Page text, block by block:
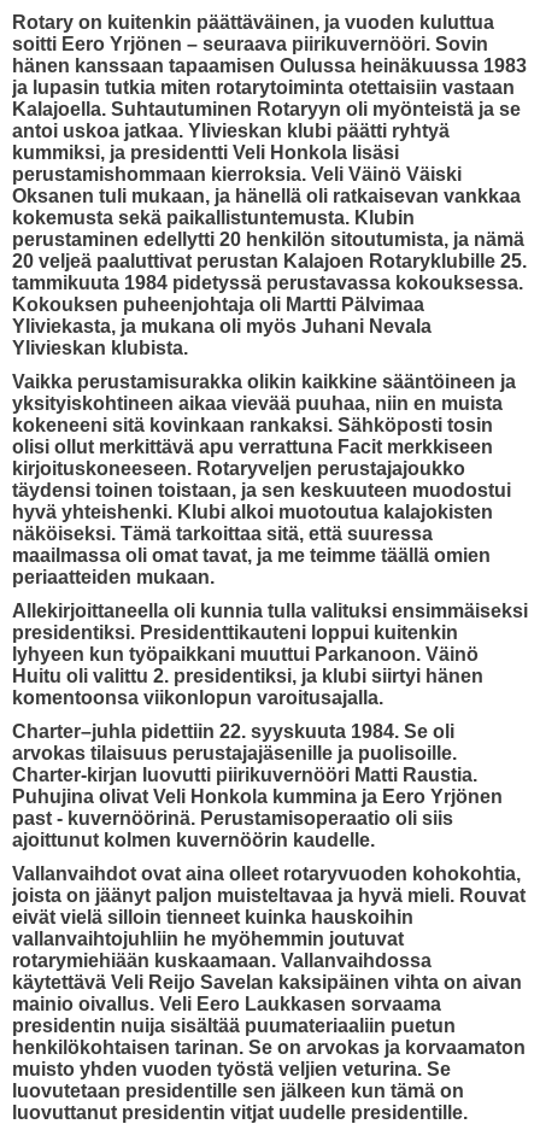
Rotary on kuitenkin päättäväinen, ja vuoden kuluttua
soitti Eero Yrjönen – seuraava piirikuvernööri. Sovin
hänen kanssaan tapaamisen Oulussa heinäkuussa 1983
ja lupasin tutkia miten rotarytoiminta otettaisiin vastaan
Kalajoella. Suhtautuminen Rotaryyn oli myönteistä ja se
antoi uskoa jatkaa. Ylivieskan klubi päätti ryhtyä
kummiksi, ja presidentti Veli Honkola lisäsi
perustamishommaan kierroksia. Veli Väinö Väiski
Oksanen tuli mukaan, ja hänellä oli ratkaisevan vankkaa
kokemusta sekä paikallistuntemusta. Klubin
perustaminen edellytti 20 henkilön sitoutumista, ja nämä
20 veljeä paaluttivat perustan Kalajoen Rotaryklubille 25.
tammikuuta 1984 pidetyssä perustavassa kokouksessa.
Kokouksen puheenjohtaja oli Martti Pälvimaa
Yliviekasta, ja mukana oli myös Juhani Nevala
Ylivieskan klubista.
Vaikka perustamisurakka olikin kaikkine sääntöineen ja
yksityiskohtineen aikaa vievää puuhaa, niin en muista
kokeneeni sitä kovinkaan rankaksi. Sähköposti tosin
olisi ollut merkittävä apu verrattuna Facit merkkiseen
kirjoituskoneeseen. Rotaryveljen perustajajoukko
täydensi toinen toistaan, ja sen keskuuteen muodostui
hyvä yhteishenki. Klubi alkoi muotoutua kalajokisten
näköiseksi. Tämä tarkoittaa sitä, että suuressa
maailmassa oli omat tavat, ja me teimme täällä omien
periaatteiden mukaan.
Allekirjoittaneella oli kunnia tulla valituksi ensimmäiseksi
presidentiksi. Presidenttikauteni loppui kuitenkin
lyhyeen kun työpaikkani muuttui Parkanoon. Väinö
Huitu oli valittu 2. presidentiksi, ja klubi siirtyi hänen
komentoonsa viikonlopun varoitusajalla.
Charter–juhla pidettiin 22. syyskuuta 1984. Se oli
arvokas tilaisuus perustajajäsenille ja puolisoille.
Charter-kirjan luovutti piirikuvernööri Matti Raustia.
Puhujina olivat Veli Honkola kummina ja Eero Yrjönen
past - kuvernöörinä. Perustamisoperaatio oli siis
ajoittunut kolmen kuvernöörin kaudelle.
Vallanvaihdot ovat aina olleet rotaryvuoden kohokohtia,
joista on jäänyt paljon muisteltavaa ja hyvä mieli. Rouvat
eivät vielä silloin tienneet kuinka hauskoihin
vallanvaihtojuhliin he myöhemmin joutuvat
rotarymiehiään kuskaamaan. Vallanvaihdossa
käytettävä Veli Reijo Savelan kaksipäinen vihta on aivan
mainio oivallus. Veli Eero Laukkasen sorvaama
presidentin nuija sisältää puumateriaaliin puetun
henkilökohtaisen tarinan. Se on arvokas ja korvaamaton
muisto yhden vuoden työstä veljien veturina. Se
luovutetaan presidentille sen jälkeen kun tämä on
luovuttanut presidentin vitjat uudelle presidentille.